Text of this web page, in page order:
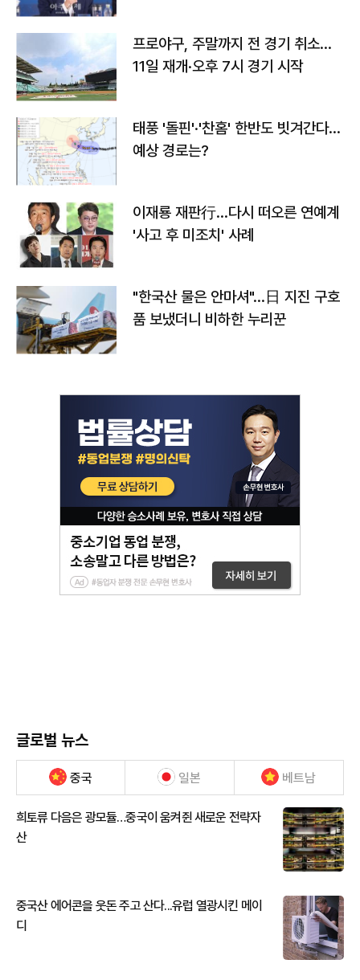
프로야구, 주말까지 전 경기 취소…
11일 재개·오후 7시 경기 시작
태풍 '돌핀'·'찬홈' 한반도 빗겨간다…
예상 경로는?
이재룡 재판行…다시 떠오른 연예계
'사고 후 미조치' 사례
"한국산 물은 안마셔"…日 지진 구호
품 보냈더니 비하한 누리꾼
글로벌 뉴스
중국 일본 베트남
희토류 다음은 광모듈…중국이 움켜쥔 새로운 전략자
산
중국산 에어콘을 웃돈 주고 산다...유럽 열광시킨 메이
디